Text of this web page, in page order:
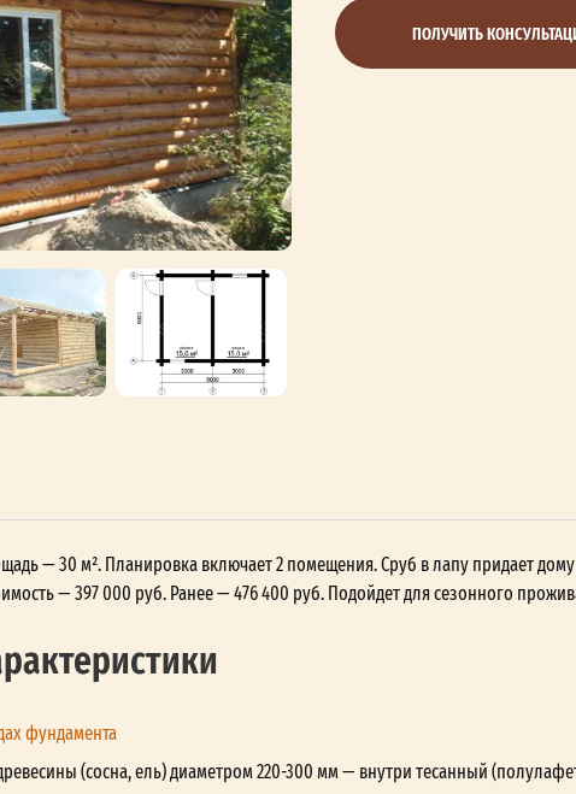
ПОЛУЧИТЬ
— 30 м². Планировка включает 2 помещения. Сруб в лапу придает дому
— 397 000 руб. Ранее — 476 400 руб. Подойдет для сезонного
фундамента
(сосна, ель) диаметром 220-300 мм — внутри тесанный